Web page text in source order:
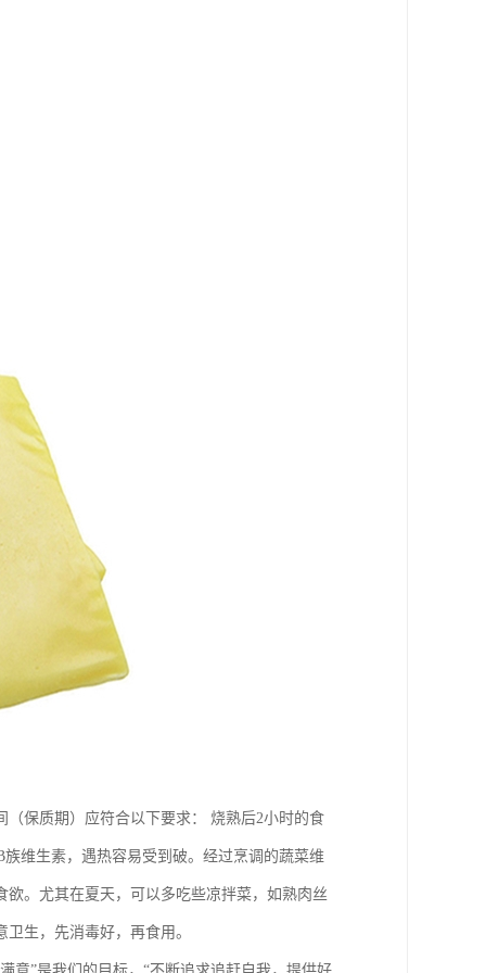
保质期）应符合以下要求： 烧熟后2小时的食
维生素，遇热容易受到破。经过烹调的蔬菜维
。尤其在夏天，可以多吃些凉拌菜，如熟肉丝
生，先消毒好，再食用。